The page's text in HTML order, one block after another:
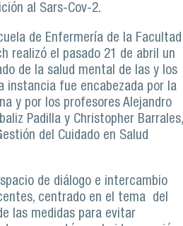
al Sars-Cov-2.
de Enfermería de la Facultad
realizó el pasado 21 de abril un
de la salud mental de las y los
instancia fue encabezada por la
y por los profesores Alejandro
Padilla y Christopher Barrales,
del Cuidado en Salud
de diálogo e intercambio
centrado en el tema del
las medidas para evitar